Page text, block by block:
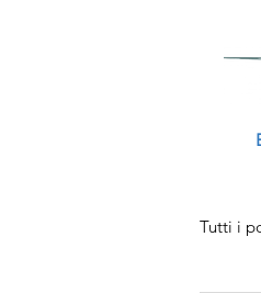
Tutti i